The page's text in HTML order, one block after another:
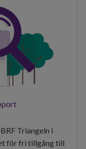
Triangeln i
för fri tillgång till